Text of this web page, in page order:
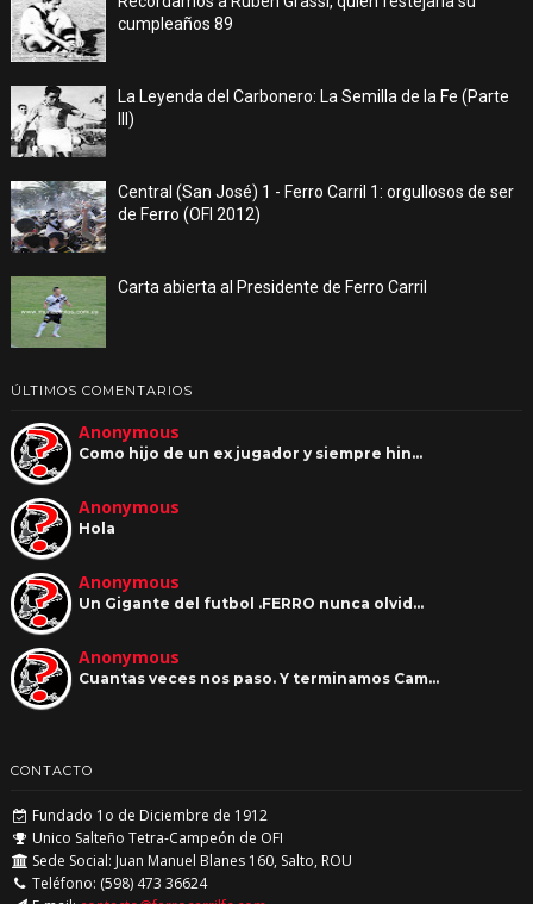
cumpleaños 89
La Leyenda del Carbonero: La Semilla de la Fe (Parte
III)
Central (San José) 1 - Ferro Carril 1: orgullosos de ser
de Ferro (OFI 2012)
Carta abierta al Presidente de Ferro Carril
ÚLTIMOS COMENTARIOS
Anonymous
Como hijo de un ex jugador y siempre hin…
Anonymous
Hola
Anonymous
Un Gigante del futbol .FERRO nunca olvid…
Anonymous
Cuantas veces nos paso. Y terminamos Cam…
CONTACTO
Fundado 1o de Diciembre de 1912
Unico Salteño Tetra-Campeón de OFI
Sede Social: Juan Manuel Blanes 160, Salto, ROU
Teléfono: (598) 473 36624